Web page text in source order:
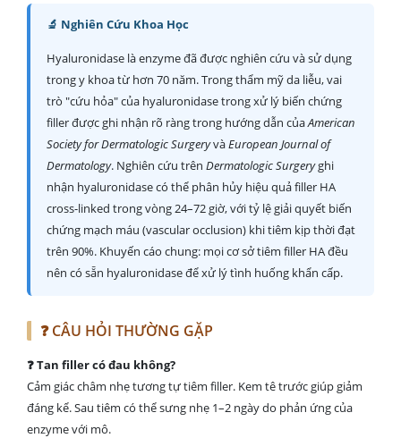
🔬 Nghiên Cứu Khoa Học
Hyaluronidase là enzyme đã được nghiên cứu và sử dụng
trong y khoa từ hơn 70 năm. Trong thẩm mỹ da liễu, vai
trò "cứu hỏa" của hyaluronidase trong xử lý biến chứng
filler được ghi nhận rõ ràng trong hướng dẫn củaAmerican
Society for Dermatologic SurgeryvàEuropean Journal of
Dermatology. Nghiên cứu trên Dermatologic Surgeryghi
nhận hyaluronidase có thể phân hủy hiệu quả filler HA
cross-linked trong vòng 24–72 giờ, với tỷ lệ giải quyết biến
chứng mạch máu (vascular occlusion) khi tiêm kịp thời đạt
trên 90%. Khuyến cáo chung: mọi cơ sở tiêm filler HA đều
nên có sẵn hyaluronidase để xử lý tình huống khẩn cấp.
❓ CÂU HỎI THƯỜNG GẶP
❓ Tan filler có đau không?
Cảm giác châm nhẹ tương tự tiêm filler. Kem tê trước giúp giảm
đáng kể. Sau tiêm có thể sưng nhẹ 1–2 ngày do phản ứng của
enzyme với mô.